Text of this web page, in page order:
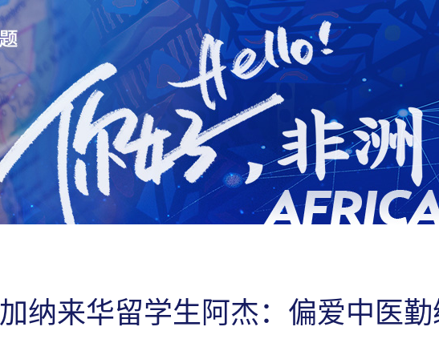
加纳来华留学生阿杰：偏爱中医